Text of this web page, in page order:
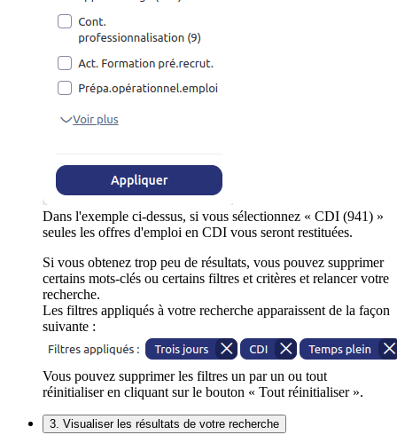
Dans l'exemple ci-dessus, si vous sélectionnez « CDI (941) »
seules les offres d'emploi en CDI vous seront restituées.
Si vous obtenez trop peu de résultats, vous pouvez supprimer
certains mots-clés ou certains filtres et critères et relancer votre
recherche.
Les filtres appliqués à votre recherche apparaissent de la façon
suivante :
Vous pouvez supprimer les filtres un par un ou tout
réinitialiser en cliquant sur le bouton « Tout réinitialiser ».
3. Visualiser les résultats de votre recherche